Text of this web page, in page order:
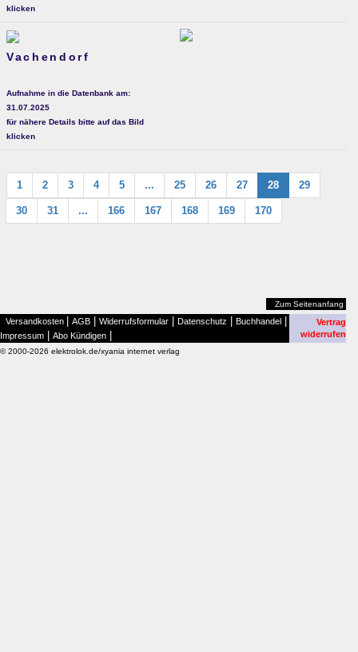
klicken
Vachendorf
Aufnahme in die Datenbank am:
31.07.2025
für nähere Details bitte auf das Bild
klicken
1 2 3 4 5 ... 25 26 27 28 29
30 31 ... 166 167 168 169 170
Zum Seitenanfang
Versandkosten AGB Widerrufsformular Datenschutz Buchhandel
Impressum Abo Kündigen
Vertrag
widerrufen
© 2000-2026 elektrolok.de/xyania internet verlag